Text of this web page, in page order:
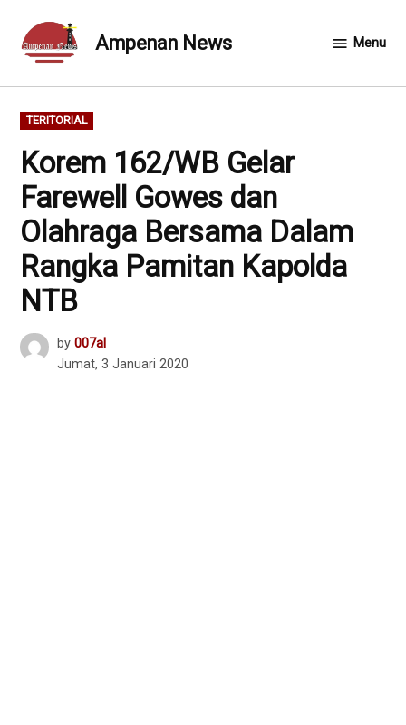
content
Ampenan News Menu
POSTED
IN
TERITORIAL
Korem 162/WB Gelar
Farewell Gowes dan
Olahraga Bersama Dalam
Rangka Pamitan Kapolda
NTB
by 007al
Jumat, 3 Januari 2020